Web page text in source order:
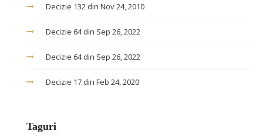
Decizie 132 din Nov 24, 2010
Decizie 64 din Sep 26, 2022
Decizie 64 din Sep 26, 2022
Decizie 17 din Feb 24, 2020
Taguri